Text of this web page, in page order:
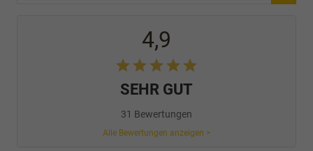
4,9
SEHR GUT
31 Bewertungen
Alle Bewertungen anzeigen >